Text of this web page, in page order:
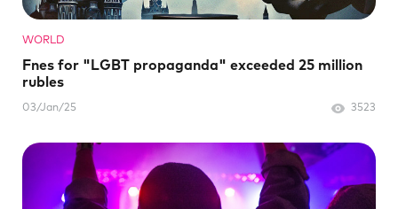
WORLD
Fnes for "LGBT propaganda" exceeded 25 million
rubles
03/Jan/25 3523